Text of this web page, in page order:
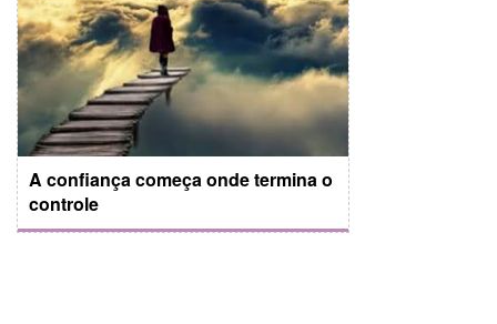
A confiança começa onde termina o
controle